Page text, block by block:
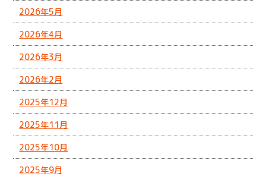
2026年5月
2026年4月
2026年3月
2026年2月
2025年12月
2025年11月
2025年10月
2025年9月